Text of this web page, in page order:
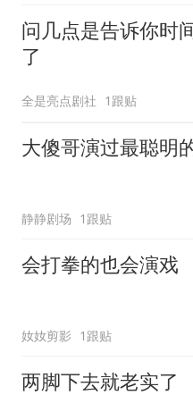
问几点是告诉你时
了
全是亮点剧社 1跟贴
大傻哥演过最聪明
静静剧场 1跟贴
会打拳的也会演戏
奻奻剪影 1跟贴
两脚下去就老实了